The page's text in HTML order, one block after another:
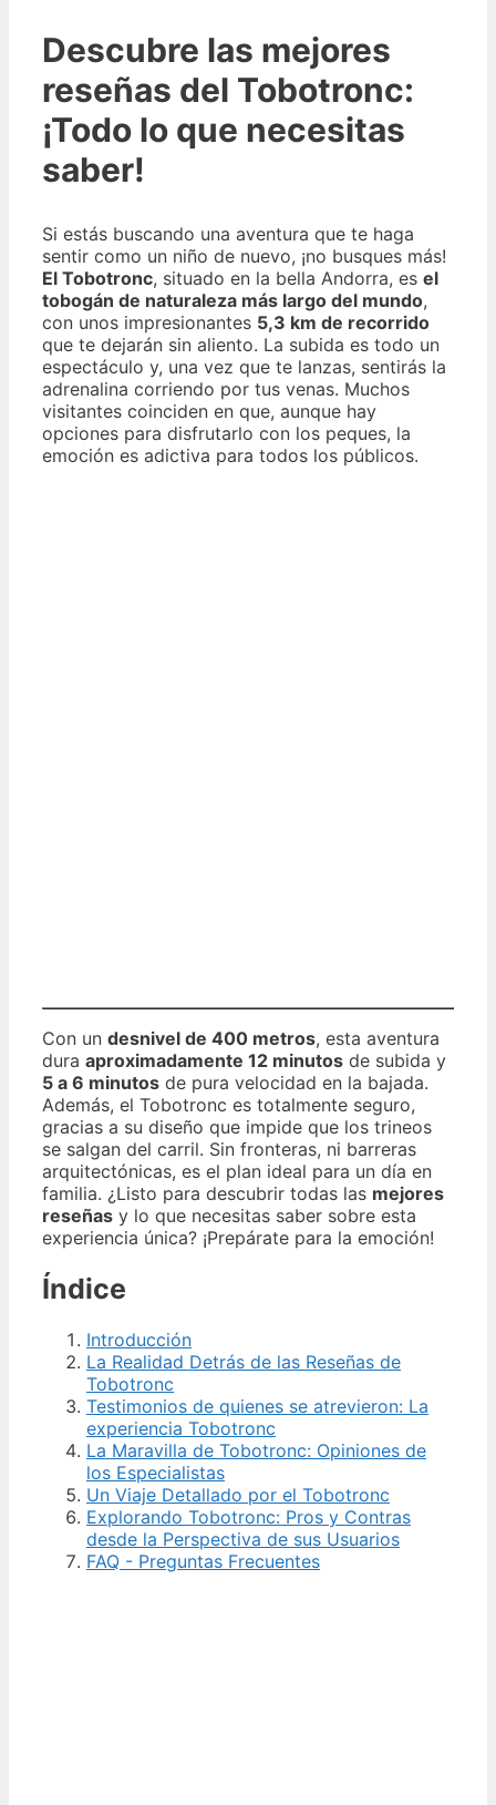
Descubre las mejores
reseñas del Tobotronc:
¡Todo lo que necesitas
saber!
Si estás buscando una aventura que te haga
sentir como un niño de nuevo, ¡no busques más!
El Tobotronc, situado en la bella Andorra, es el
tobogán de naturaleza más largo del mundo,
con unos impresionantes 5,3 km de recorrido
que te dejarán sin aliento. La subida es todo un
espectáculo y, una vez que te lanzas, sentirás la
adrenalina corriendo por tus venas. Muchos
visitantes coinciden en que, aunque hay
opciones para disfrutarlo con los peques, la
emoción es adictiva para todos los públicos.
Con un desnivel de 400 metros, esta aventura
dura aproximadamente 12 minutos de subida y
5 a 6 minutos de pura velocidad en la bajada.
Además, el Tobotronc es totalmente seguro,
gracias a su diseño que impide que los trineos
se salgan del carril. Sin fronteras, ni barreras
arquitectónicas, es el plan ideal para un día en
familia. ¿Listo para descubrir todas las mejores
reseñas y lo que necesitas saber sobre esta
experiencia única? ¡Prepárate para la emoción!
Índice
Introducción
La Realidad Detrás de las Reseñas de
Tobotronc
Testimonios de quienes se atrevieron: La
experiencia Tobotronc
La Maravilla de Tobotronc: Opiniones de
los Especialistas
Un Viaje Detallado por el Tobotronc
Explorando Tobotronc: Pros y Contras
desde la Perspectiva de sus Usuarios
FAQ - Preguntas Frecuentes